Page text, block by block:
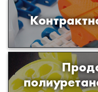
Производство
и
Продажа